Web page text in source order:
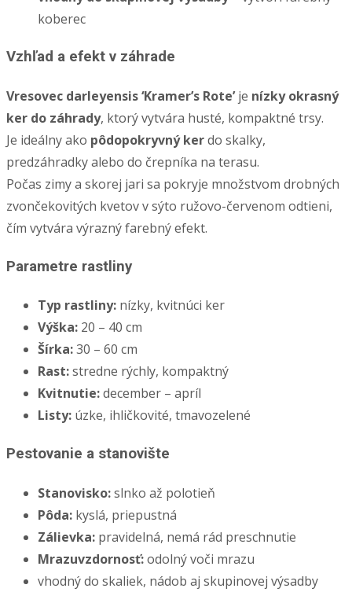
koberec
Vzhľad a efekt v záhrade
Vresovec darleyensis ‘Kramer’s Rote’je nízky okrasný
ker do záhrady, ktorý vytvára husté, kompaktné trsy.
Je ideálny ako pôdopokryvný kerdo skalky,
predzáhradky alebo do črepníka na terasu.
Počas zimy a skorej jari sa pokryje množstvom drobných
zvončekovitých kvetov v sýto ružovo-červenom odtieni,
čím vytvára výrazný farebný efekt.
Parametre rastliny
Typ rastliny: nízky, kvitnúci ker
Výška: 20 – 40 cm
Šírka:30 – 60 cm
Rast:stredne rýchly, kompaktný
Kvitnutie:december – apríl
Listy: úzke, ihličkovité, tmavozelené
Pestovanie a stanovište
Stanovisko:slnko až polotieň
Pôda: kyslá, priepustná
Zálievka: pravidelná, nemá rád preschnutie
Mrazuvzdornosť:odolný voči mrazu
vhodný do skaliek, nádob aj skupinovej výsadby